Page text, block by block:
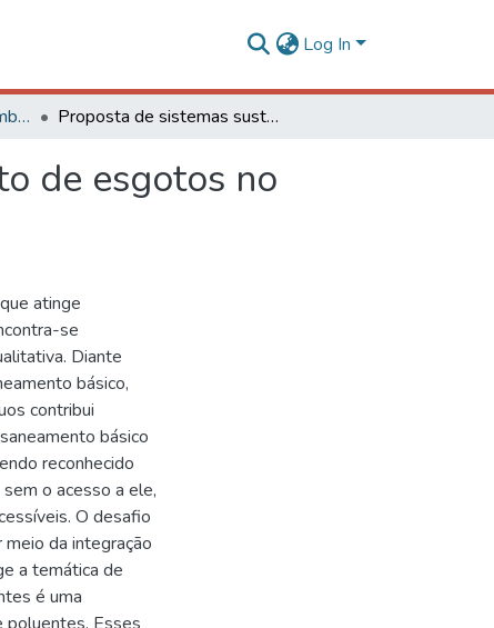
Log In
Engenharia Agrícola e Ambiental - TCCs de Graduação Proposta de sistemas sustentáveis para o tratamento de esgotos no município de Coimbra, MG
de esgotos no
atinge
se
Diante
básico,
contribui
básico
reconhecido
o acesso a ele,
O desafio
da integração
a temática de
é uma